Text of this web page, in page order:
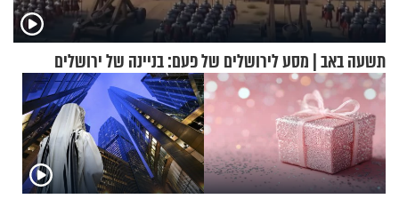
תשעה באב | מסע לירושלים של פעם: בניינה של ירושלים